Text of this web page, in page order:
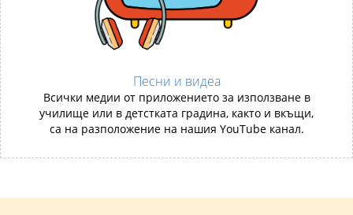
Песни и видеа
Всички медии от приложението за използване в
училище или в детстката градина, както и вкъщи,
са на разположение на нашия YouTube канал.